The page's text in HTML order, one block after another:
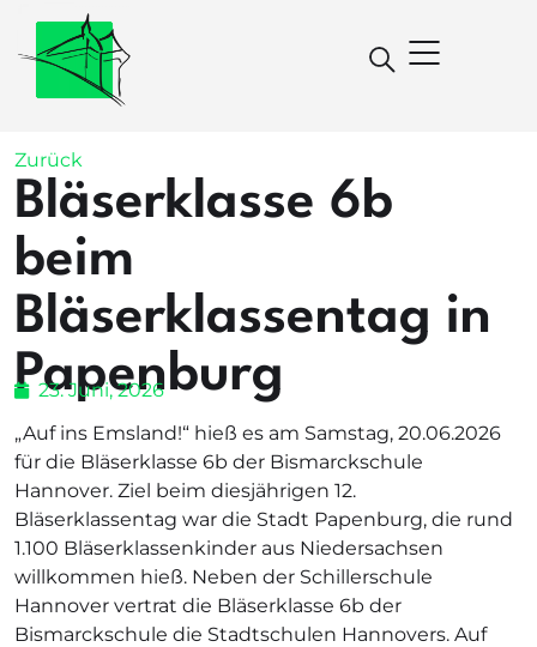
Zurück
Bläserklasse 6b
beim
Bläserklassentag in
Papenburg
23. Juni, 2026
„Auf ins Emsland!“ hieß es am Samstag, 20.06.2026
für die Bläserklasse 6b der Bismarckschule
Hannover. Ziel beim diesjährigen 12.
Bläserklassentag war die Stadt Papenburg, die rund
1.100 Bläserklassenkinder aus Niedersachsen
willkommen hieß. Neben der Schillerschule
Hannover vertrat die Bläserklasse 6b der
Bismarckschule die Stadtschulen Hannovers. Auf